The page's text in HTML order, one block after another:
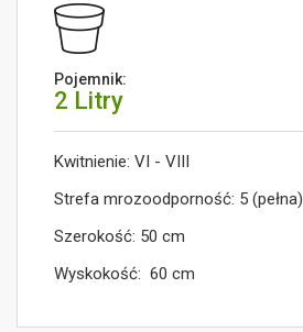
Pojemnik:
2 Litry
Kwitnienie: VI - VIII
Strefa mrozoodporność: 5 (pełna)
Szerokość: 50 cm
Wyskokość: 60 cm